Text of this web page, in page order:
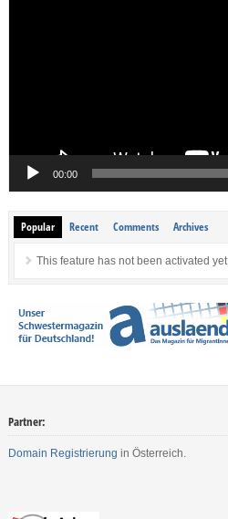
00:00
Popular Recent Comments Archives
This feature has not been activated yet.
Partner:
Domain Registrierung in Österreich.